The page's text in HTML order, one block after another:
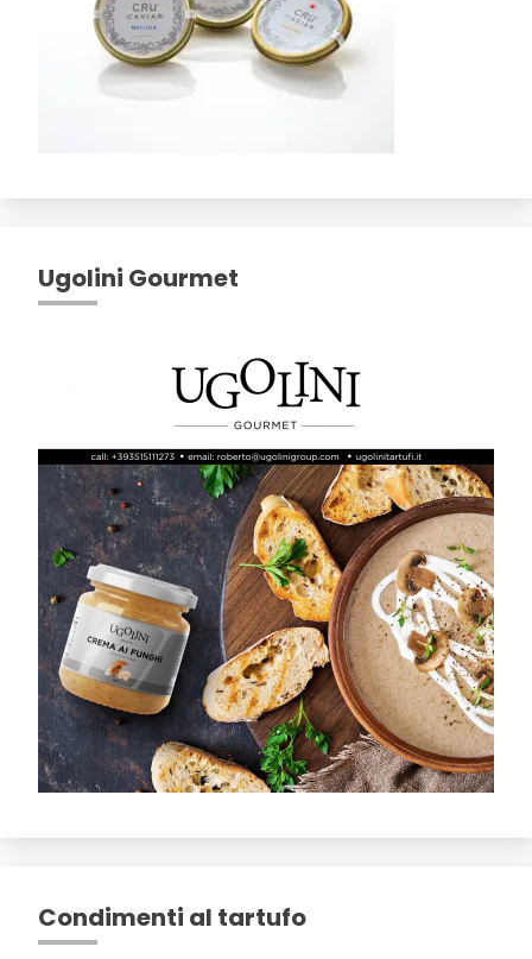
Ugolini Gourmet
Condimenti al tartufo